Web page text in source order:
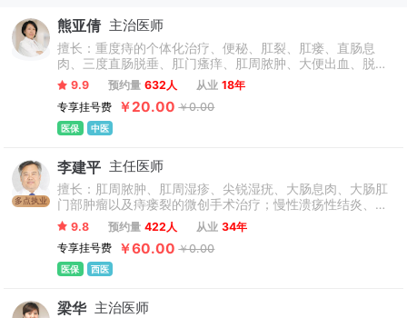
诊疗技术前沿，将微创理念成功引入肛肠疾病的诊疗,应朝阳区
卫生局政策成立了“肛肠病女子诊疗中心”，“老年便秘门诊”“小
儿脱肛门诊”“肛肠疾病涉外门诊”等肛肠疑难疾病诊疗中心，实
行男女分诊，门诊手术制，确保患者当天治疗，当天就可离
院，北京东大肛肠医院15年来，“不忘初心、牢记使命” 永远跟
随党的步伐，继续前进为祖国的肛肠健康事业添砖加瓦。
熊亚倩 主治医师
擅长：重度痔的个体化治疗、便秘、肛裂、肛瘘、直肠息
肉、三度直肠脱垂、肛门瘙痒、肛周脓肿、大便出血、脱
肛、肛门异物、肛周疼痛；慢性萎缩性胃炎、功能性消化不
良、肠易激综合症、溃疡性结肠炎、便秘等。 （只接诊18-
70周岁患者，孕妇、产妇不接诊）
9.9 预约量 632人 从业 18年
专享挂号费
￥20.00 ￥0.00
医保 中医
多点执业
李建平 主任医师
擅长：肛周脓肿、肛周湿疹、尖锐湿疣、大肠息肉、大肠肛
门部肿瘤以及痔瘘裂的微创手术治疗；慢性溃疡性结炎、克
隆氏病、肠易激综合征、便秘及大肠肛门部肿瘤的中西医结
合治疗。（只接诊18-70周岁患者，孕妇、产妇不接诊）
9.8 预约量 422人 从业 34年
专享挂号费
￥60.00 ￥0.00
医保 西医
梁华 主治医师